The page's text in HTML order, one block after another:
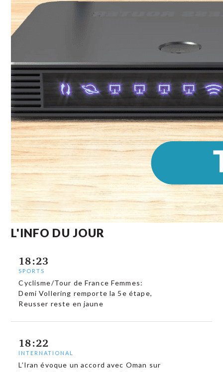
L'INFO DU JOUR
18:23
SPORTS
Cyclisme/Tour de France Femmes:
Demi Vollering remporte la 5e étape,
Reusser reste en jaune
18:22
INTERNATIONAL
L’Iran évoque un accord avec Oman sur